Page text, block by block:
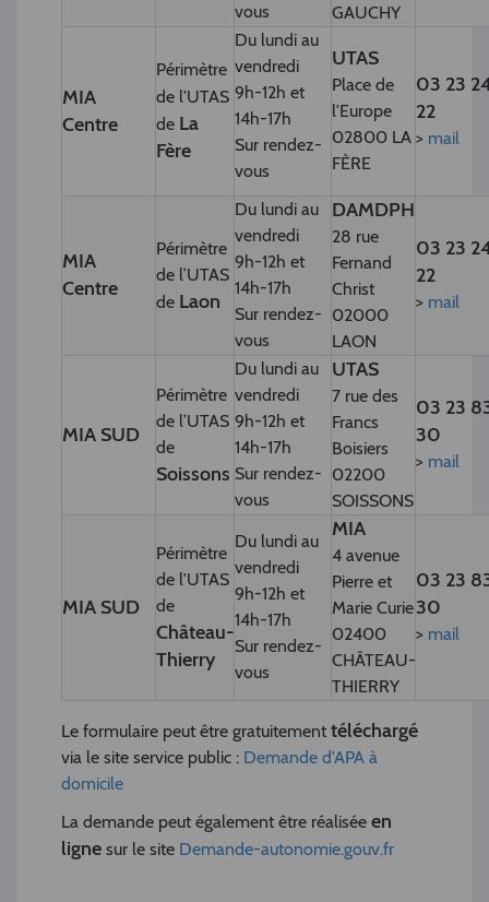
vous
GAUCHY
MIA
Centre
Périmètre
de l'UTAS
de La
Fère
Du lundi au
vendredi
9h-12h et
14h-17h
Sur rendez-
vous
UTAS
Place de
l'Europe
02800 LA
FÈRE
03 23
22
> mail
MIA
Centre
Périmètre
de l’UTAS
de Laon
Du lundi au
vendredi
9h-12h et
14h-17h
Sur rendez-
vous
DAMDPH
28 rue
Fernand
Christ
02000
LAON
03 23
22
> mail
MIA SUD
Périmètre
de l’UTAS
de
Soissons
Du lundi au
vendredi
9h-12h et
14h-17h
Sur rendez-
vous
UTAS
7 rue des
Francs
Boisiers
02200
SOISSONS
03 23
30
> mail
MIA SUD
Périmètre
de l'UTAS
de
Château-
Thierry
Du lundi au
vendredi
9h-12h et
14h-17h
Sur rendez-
vous
MIA
4 avenue
Pierre et
Marie Curie
02400
CHÂTEAU-
THIERRY
03 23
30
> mail
Le formulaire peut être gratuitement téléchargé
via le site service public : Demande d'APA à
domicile
La demande peut également être réalisée en
ligne sur le site Demande-autonomie.gouv.fr